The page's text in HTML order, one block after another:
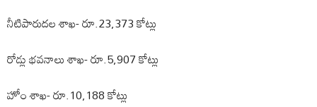
నీటిపారుదల శాఖ- రూ.23,373 కోట్లు
రోడ్లు భవనాలు శాఖ- రూ.5,907 కోట్లు
హోం శాఖ- రూ.10,188 కోట్లు